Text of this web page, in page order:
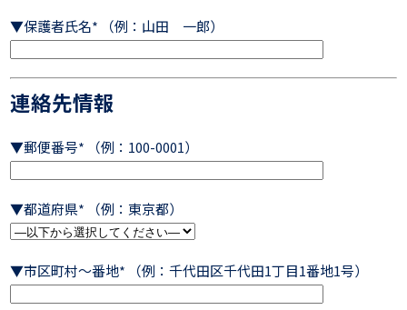
▼保護者氏名* （例：山田 一郎）
連絡先情報
▼郵便番号* （例：100-0001）
▼都道府県* （例：東京都）
▼市区町村～番地* （例：千代田区千代田1丁目1番地1号）